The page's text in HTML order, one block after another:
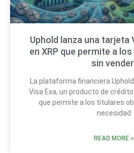
Uphold lanza una tarjeta
en XRP que permite a
sin vender
La plataforma financiera
Visa Exa, un producto de
que permite a los titulares
necesidad
READ MORE »